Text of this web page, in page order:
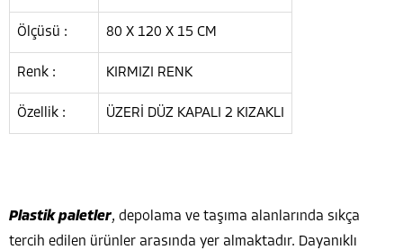
Ölçüsü : 80 X 120 X 15 CM
Renk : KIRMIZI RENK
Özellik : ÜZERİ DÜZ KAPALI 2 KIZAKLI
Plastik paletler, depolama ve taşıma alanlarında sıkça
tercih edilen ürünler arasında yer almaktadır. Dayanıklı